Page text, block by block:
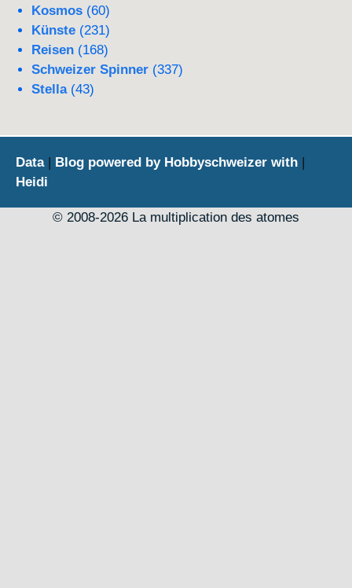
Kosmos (60)
Künste (231)
Reisen (168)
Schweizer Spinner (337)
Stella(43)
Data| Blog powered by Hobbyschweizer with |
Heidi
© 2008-2026 La multiplication des atomes